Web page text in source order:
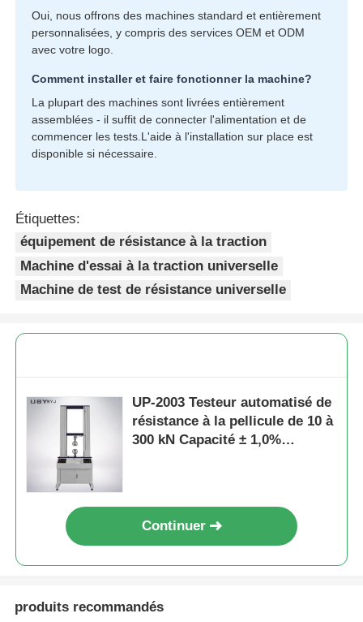
Oui, nous offrons des machines standard et entièrement
personnalisées, y compris des services OEM et ODM
avec votre logo.
Comment installer et faire fonctionner la machine?
La plupart des machines sont livrées entièrement
assemblées - il suffit de connecter l'alimentation et de
commencer les tests.L'aide à l'installation sur place est
disponible si nécessaire.
Étiquettes:
équipement de résistance à la traction
Machine d'essai à la traction universelle
Machine de test de résistance universelle
UP-2003 Testeur automatisé de
résistance à la pellicule de 10 à
300 kN Capacité ± 1,0%
Continuer
produits recommandés